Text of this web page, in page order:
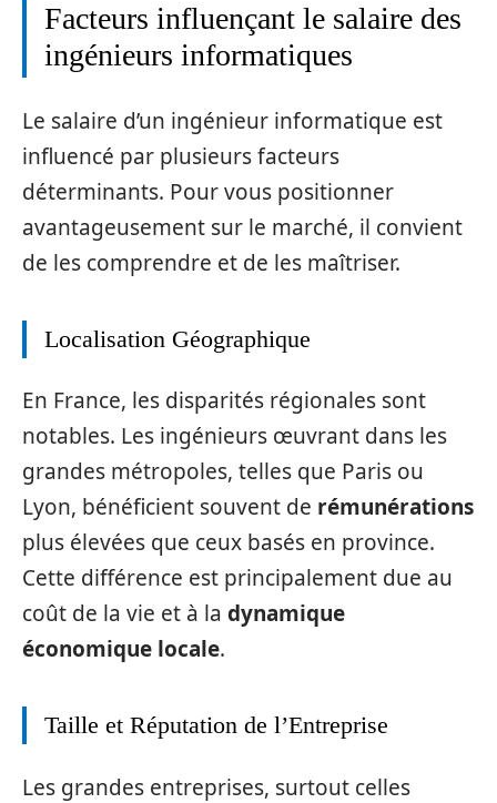
Facteurs influençant le salaire des
ingénieurs informatiques
Le salaire d’un ingénieur informatique est
influencé par plusieurs facteurs
déterminants. Pour vous positionner
avantageusement sur le marché, il convient
de les comprendre et de les maîtriser.
Localisation Géographique
En France, les disparités régionales sont
notables. Les ingénieurs œuvrant dans les
grandes métropoles, telles que Paris ou
Lyon, bénéficient souvent de rémunérations
plus élevées que ceux basés en province.
Cette différence est principalement due au
coût de la vie et à la dynamique
économique locale.
Taille et Réputation de l’Entreprise
Les grandes entreprises, surtout celles